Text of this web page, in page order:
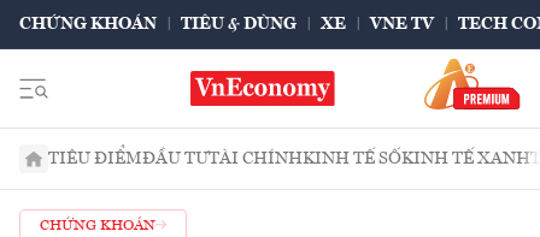
CHỨNG KHOÁN TIÊU & DÙNG XE VNE TV TECH
TIÊU ĐIỂMĐẦU TƯTÀI CHÍNHKINH TẾ SỐKINH TẾ XANH
CHỨNG KHOÁN